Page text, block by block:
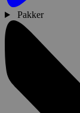
Pakker